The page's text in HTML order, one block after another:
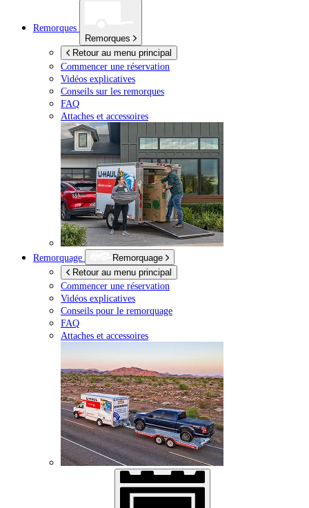
Remorques
Remorques
Retour au menu principal
Commencer une réservation
Vidéos explicatives
Conseils sur les remorques
FAQ
Attaches et accessoires
Remorquage
Remorquage
Retour au menu principal
Commencer une réservation
Vidéos explicatives
Conseils pour le remorquage
FAQ
Attaches et accessoires